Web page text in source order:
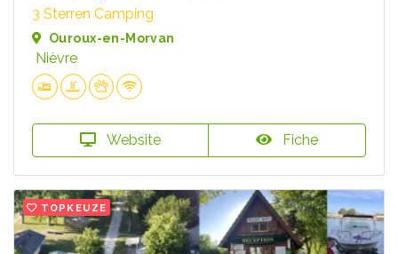
3 Sterren Camping
Ouroux-en-Morvan
Nièvre
Website Fiche
TOPKEUZE